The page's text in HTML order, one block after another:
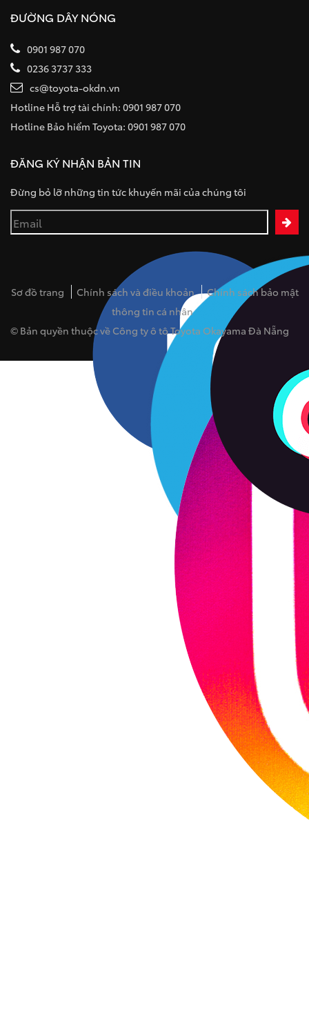
ĐƯỜNG DÂY NÓNG
0901 987 070
0236 3737 333
cs@toyota-okdn.vn
Hotline Hỗ trợ tài chính: 0901 987 070
Hotline Bảo hiểm Toyota: 0901 987 070
ĐĂNG KÝ NHẬN BẢN TIN
Đừng bỏ lỡ những tin tức khuyến mãi của chúng tôi
Sơ đồ trang Chính sách và điều khoản
Chính sách bảo mật
thông tin cá nhân
© Bản quyền thuộc về Công ty ô tô Toyota Okayama Đà Nẵng